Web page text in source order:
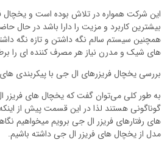
این شرکت همواره در تلاش بوده است و یخچال
بیشترین کاربرد و مزیت را دارا باشد در حال
همچنین سیستم سالم نگه داشتن و تازه نگه
های شیک و مدرن نیاز هر مصرف کننده ای را
بررسی یخچال فریزرهای ال جی با پیکربندی
به طور کلی می‌توان گفت که یخچال های فریزر
گوناگونی هستند لذا در این قسمت پیش از
های رفتارهای فریزر ال جی برویم میخواهیم
مدل از یخچال های فریزر ال جی داشته باشیم.